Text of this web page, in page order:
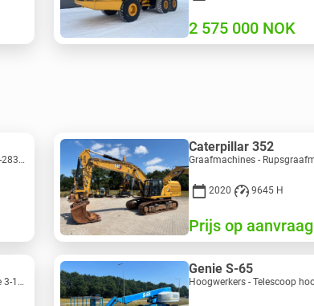
2 575 000 NOK
Dumpers - Stijve kiepwagen | M741-2838 | 25143
Caterpillar 352
2020 9645 H
Prijs op aanvraag
Graafmachines - Midigraafmachine 3-10 t | M318-2895 | RGTR26048
Genie S-65